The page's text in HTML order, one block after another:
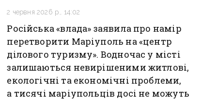
2 червня 2026 р., 14:02
Російська «влада» заявила про намір
перетворити Маріуполь на «центр
ділового туризму». Водночас у місті
залишаються невирішеними житлові,
екологічні та економічні проблеми,
а тисячі маріупольців досі не можуть